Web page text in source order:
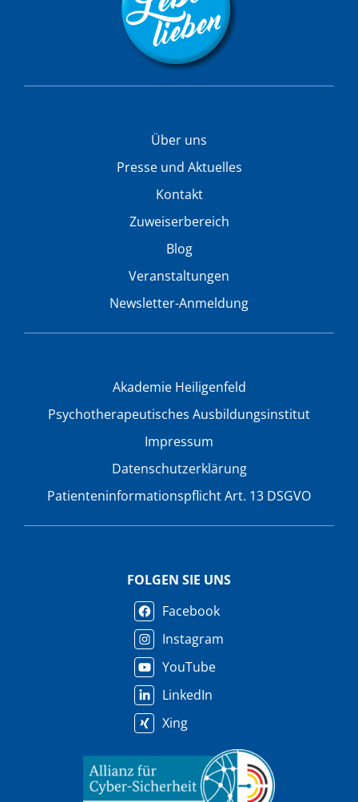
Über uns
Presse und Aktuelles
Kontakt
Zuweiserbereich
Blog
Veranstaltungen
Newsletter-Anmeldung
Akademie Heiligenfeld
Psychotherapeutisches Ausbildungsinstitut
Impressum
Datenschutzerklärung
Patienteninformationspflicht Art. 13 DSGVO
FOLGEN SIE UNS
Facebook
Instagram
YouTube
LinkedIn
Xing